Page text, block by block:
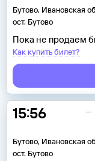
Бутово, Ивановская
ост. Бутово
Пока не продаем
Как купить билет?
15:56
Бутово, Ивановская
ост. Бутово